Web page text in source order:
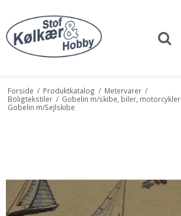
Forside / Produktkatalog / Metervarer /
Boligtekstiler / Gobelin m/skibe, biler, motorcykler
Gobelin m/Sejlskibe